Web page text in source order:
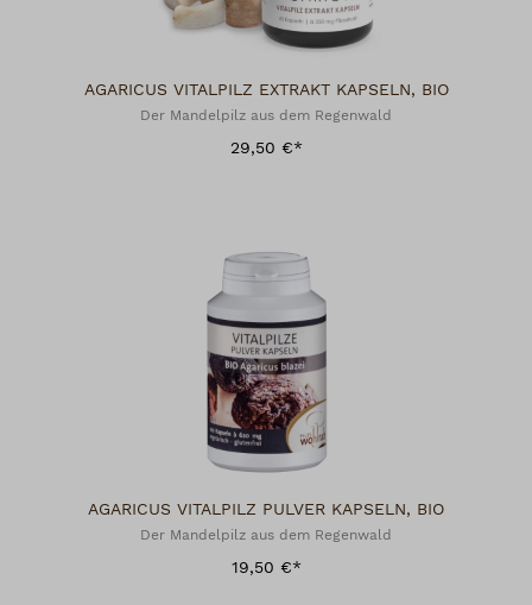
AGARICUS VITALPILZ EXTRAKT KAPSELN, BIO
Der Mandelpilz aus dem Regenwald
29,50 €*
AGARICUS VITALPILZ PULVER KAPSELN, BIO
Der Mandelpilz aus dem Regenwald
19,50 €*